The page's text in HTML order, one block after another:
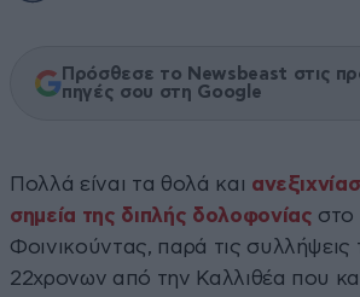
Πρόσθεσε το Newsbeast στις
πηγές σου στη Google
Πολλά είναι τα θολά και
σημεία της διπλής δολοφονίας στο
Φοινικούντας, παρά τις
22χρονων από την Καλλιθέα που